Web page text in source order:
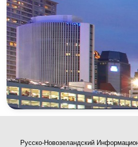
Русско-Новозеландский